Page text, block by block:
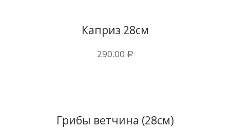
Каприз 28см
290.00 Р
Грибы ветчина (28см)